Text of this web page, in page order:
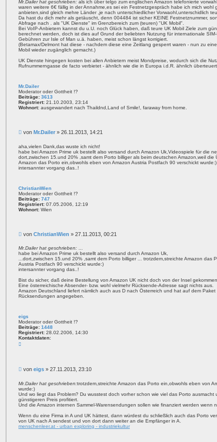
Mr.Dailer hat geschrieben: als ich über telgo zum englischen Amazon telefonierte
waren weitere 6€ fällig in der Annahme,es sei ein Festnetzgespräch habe ich mich wohl
anbieten,sind gleich mehre Länder ,je nach unterschiedlicher Vorwaohl,unterschidlich
Da hast du dich mehr als getäuscht, denn 004484 ist sicher KEINE Festnetznummer,
Abfrage nach . als "UK Dienste" im Grenzbereich zum (teuren) "UK Mobil".
Bei VoIP-Anbietern kannst du u.U. noch Glück haben, daß teure UK Mobil Ziele zum
berechnet werden, doch ist dies auf Grund der beliebten Nutzung für internationale
Gebühren zur Isle of Man u.ä. haben, meist schon längst korrigiert.
(Betamax/Delmont hat diese - nachdem diese eine Zeitlang gesperrt waren - nun zu
Mobil wieder zugänglich gemacht.)
UK Dienste hingegen kosten bei allen Anbietern meist Mondpreise, wodurch sich die
Rufnummerngasse de facto verbietet - ähnlich wie die in Europa i.d.R. ähnlich
Mr.Dailer
Moderator oder Gottheit !?
Beiträge: 3613
Registriert: 21.10.2003, 23:14
Wohnort: ausgewandert nach Thaildnd,Land of Smile!, faraway from home.
B
i
t
r
a
von Mr.Dailer » 26.11.2013, 14:21
aha,vielen Dank,das wuste ich nicht!
habe bei Amazon Prime uk bestellt also versand durch Amazon Uk,Videospiele für die
dort,zwischen 15.und 20% ,samt dem Porto billiger als beim deutschen Amazon,weil die
Amazon das Porto ein,obwohls eben von Amazon Austria Postfach 90 verschickt wurde:)
intersannter vorgang das..!
ChristianWien
Moderator oder Gottheit !?
Beiträge: 747
Registriert: 07.05.2006, 12:19
Wohnort: Wien
B
i
t
r
a
von ChristianWien » 27.11.2013, 00:21
Mr.Dailer hat geschrieben:
habe bei Amazon Prime uk bestellt also versand durch Amazon Uk,
...dort,zwischen 15.und 20% ,samt dem Porto billiger ... trotzdem,streichte Amazon das
Austria Postfach 90 verschickt wurde:)
intersannter vorgang das..!
Bist du sicher, daß deine Bestellung von Amazon UK nicht doch von der Insel
Eine österreichische Absender- bzw. wohl vielmehr Rücksende-Adresse sagt nichts aus.
Amazon Deutschland liefert nämlich auch aus D nach Österreich und hat auf dem
Rücksendungen angegeben.
eigs
Moderator oder Gottheit !?
Beiträge: 1448
Registriert: 28.02.2006, 14:30
Kontaktdaten:
k
a
t
e
n
v
n
e
i
B
i
t
r
a
von eigs » 27.11.2013, 23:10
Mr.Dailer hat geschrieben:trotzdem,streichte Amazon das Porto ein,obwohls eben von
wurde:)
Und wo liegt das Problem? Du wusstest doch vorher schon wie viel das Porto
günstigeren Preis profitiert.
Und die Amazon internen Sammel-Warensendungen sollen wie finanziert werden wenn
Wenn du eine Firma in A und UK hättest, dann würdest du schließlich auch das Porto
von UK nach A sendest und von dort dann weiter an die Empfänger in A.
menschenleer.at - urban exploring - industriekultur